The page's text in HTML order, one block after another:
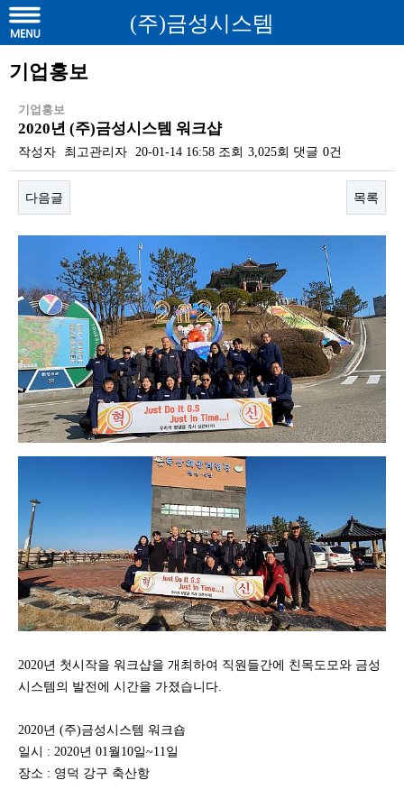
(주)금성시스템
기업홍보
기업홍보
2020년 (주)금성시스템 워크샵
작성자 최고관리자 20-01-14 16:58 조회 3,025회 댓글 0건
다음글 목록
2020년 첫시작을 워크샵을 개최하여 직원들간에 친목도모와 금성
시스템의 발전에 시간을 가졌습니다.
2020년 (주)금성시스템 워크숍
일시 : 2020년 01월10일~11일
장소 : 영덕 강구 축산항